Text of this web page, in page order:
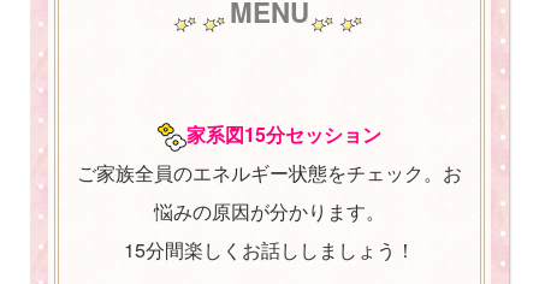
MENU
家系図15分セッション
ご家族全員のエネルギー状態をチェック。お
悩みの原因が分かります。
15分間楽しくお話ししましょう！